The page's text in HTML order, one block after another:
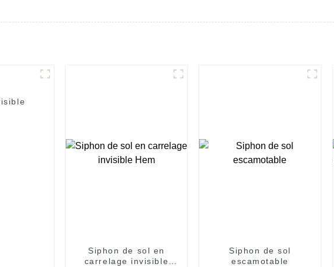
Siphon de sol en
carrelage invisible
Siphon de sol
escamotable